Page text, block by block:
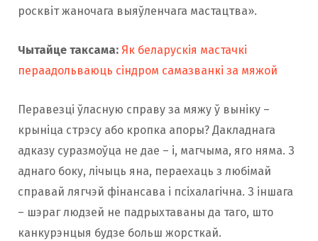
росквіт жаночага выяўленчага мастацтва».
Чытайце таксама: Як беларускія мастачкі
пераадольваюць сіндром самазванкі за мяжой
Перавезці ўласную справу за мяжу ў выніку –
крыніца стрэсу або кропка апоры? Дакладнага
адказу суразмоўца не дае – і, магчыма, яго няма. З
аднаго боку, лічыць яна, пераехаць з любімай
справай лягчэй фінансава і псіхалагічна. З іншага
– шэраг людзей не падрыхтаваны да таго, што
канкурэнцыя будзе больш жорсткай.